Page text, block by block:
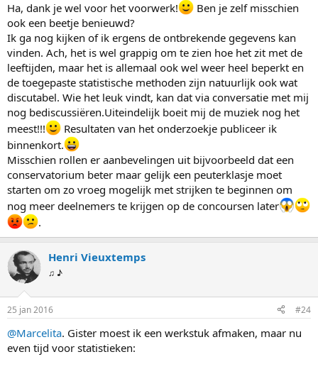
Ha, dank je wel voor het voorwerk!
Ben je zelf misschien
ook een beetje benieuwd?
Ik ga nog kijken of ik ergens de ontbrekende gegevens kan
vinden. Ach, het is wel grappig om te zien hoe het zit met de
leeftijden, maar het is allemaal ook wel weer heel beperkt en
de toegepaste statistische methoden zijn natuurlijk ook wat
discutabel. Wie het leuk vindt, kan dat via conversatie met mij
nog bediscussiëren.Uiteindelijk boeit mij de muziek nog het
meest!!!
Resultaten van het onderzoekje publiceer ik
binnenkort.
Misschien rollen er aanbevelingen uit bijvoorbeeld dat een
conservatorium beter maar gelijk een peuterklasje moet
starten om zo vroeg mogelijk met strijken te beginnen om
nog meer deelnemers te krijgen op de concoursen later
.
Henri Vieuxtemps
♫ ♪
25 jan 2016 #24
@Marcelita. Gister moest ik een werkstuk afmaken, maar nu
even tijd voor statistieken: